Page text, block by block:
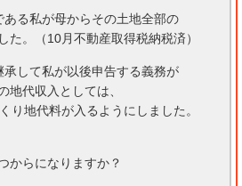
る私が母からその土地全部の
た。（10月不動産取得税納税済）
して私が以後申告する義務が
地代収入としては、
り地代料が入るようにしました。
からになりますか？